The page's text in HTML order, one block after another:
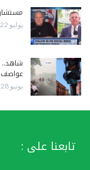
يوليو 22, 2026
شاهد..
يونيو 28, 2026
تابعنا على :